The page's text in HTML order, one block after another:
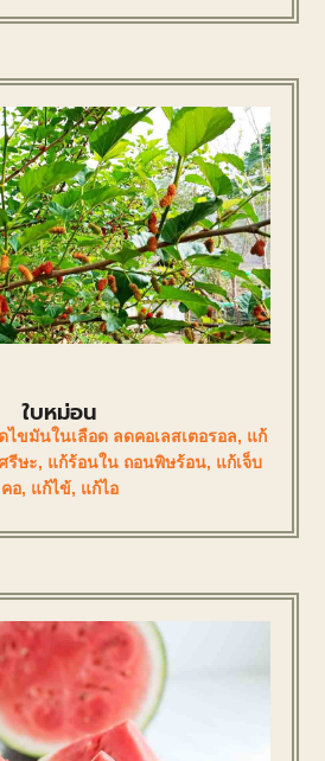
ใบหม่อน
ไขมันในเลือด ลดคอเลสเตอรอล, แก้
รีษะ, แก้ร้อนใน ถอนพิษร้อน, แก้เจ็บ
คอ, แก้ไข้, แก้ไอ